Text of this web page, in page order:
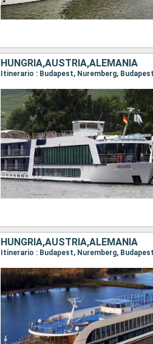
HUNGRÍA,AUSTRIA,ALEMANIA
HUNGRÍA,AUSTRIA,ALEMANIA